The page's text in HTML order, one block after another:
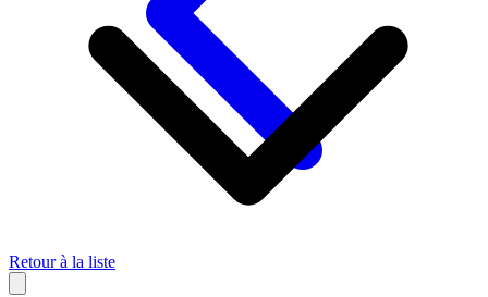
Retour à la liste